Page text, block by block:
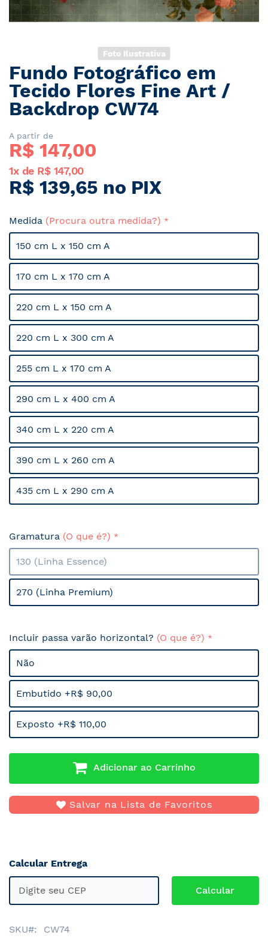
Foto Ilustrativa
Saltar
para
o
início
Galeria
de
imagens
Fundo Fotográfico em
Tecido Flores Fine Art /
Backdrop CW74
A partir de
R$ 147,00
1x de R$ 147,00
R$ 139,65 no PIX
Medida (Procura outra medida?)
150 cm L x 150 cm A
170 cm L x 170 cm A
220 cm L x 150 cm A
220 cm L x 300 cm A
255 cm L x 170 cm A
290 cm L x 400 cm A
340 cm L x 220 cm A
390 cm L x 260 cm A
435 cm L x 290 cm A
Gramatura (O que é?)
130 (Linha Essence)
270 (Linha Premium)
Incluir passa varão horizontal? (O que é?)
Não
Embutido +R$ 90,00
Exposto +R$ 110,00
Adicionar ao Carrinho
Salvar na Lista de Favoritos
Calcular Entrega
SKU CW74